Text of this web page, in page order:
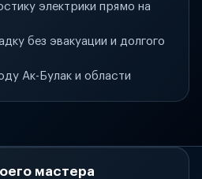
электрики прямо на
без эвакуации и долгого
Ак-Булак и области
мастера